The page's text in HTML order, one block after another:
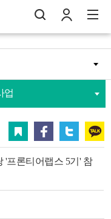
전
업
트위터 카카오
'프론티어랩스 5기' 참